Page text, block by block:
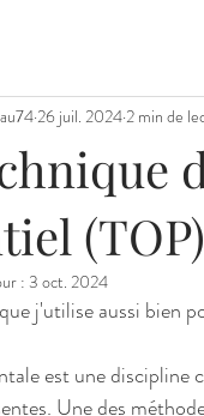
(TOP)
26 juil. 2024 2 min de
: 3 oct. 2024
j'utilise aussi bien
est une discipline
Une des